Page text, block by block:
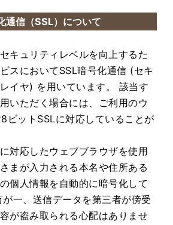
通信（SSL）について
キュリティレベルを向上するた
スにおいてSSL暗号化通信 (セキ
イヤ) を用いています。 該当す
いただく場合には、ご利用のウ
ビットSSLに対応していることが
対応したウェブブラウザを使用
まが入力される本名や住所ある
個人情報を自動的に暗号化して
一、送信データを第三者が傍受
が盗み取られる心配はありませ